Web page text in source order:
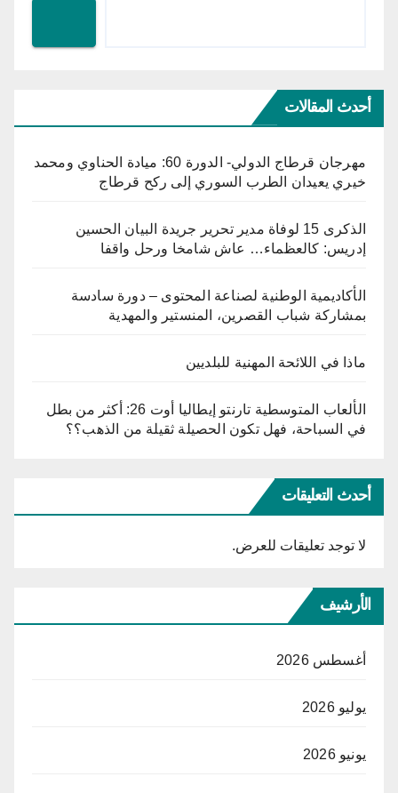
أحدث المقالات
مهرجان قرطاج الدولي- الدورة 60: ميادة الحناوي ومحمد
خيري يعيدان الطرب السوري إلى ركح قرطاج
الذكرى 15 لوفاة مدير تحرير جريدة البيان الحسين
إدريس: كالعظماء… عاش شامخا ورحل واقفا
الأكاديمية الوطنية لصناعة المحتوى – دورة سادسة
بمشاركة شباب القصرين، المنستير والمهدية
ماذا في اللائحة المهنية للبلديين
الألعاب المتوسطية تارنتو إيطاليا أوت 26: أكثر من بطل
في السباحة، فهل تكون الحصيلة ثقيلة من الذهب؟؟
أحدث التعليقات
لا توجد تعليقات للعرض.
الأرشيف
أغسطس 2026
يوليو 2026
يونيو 2026